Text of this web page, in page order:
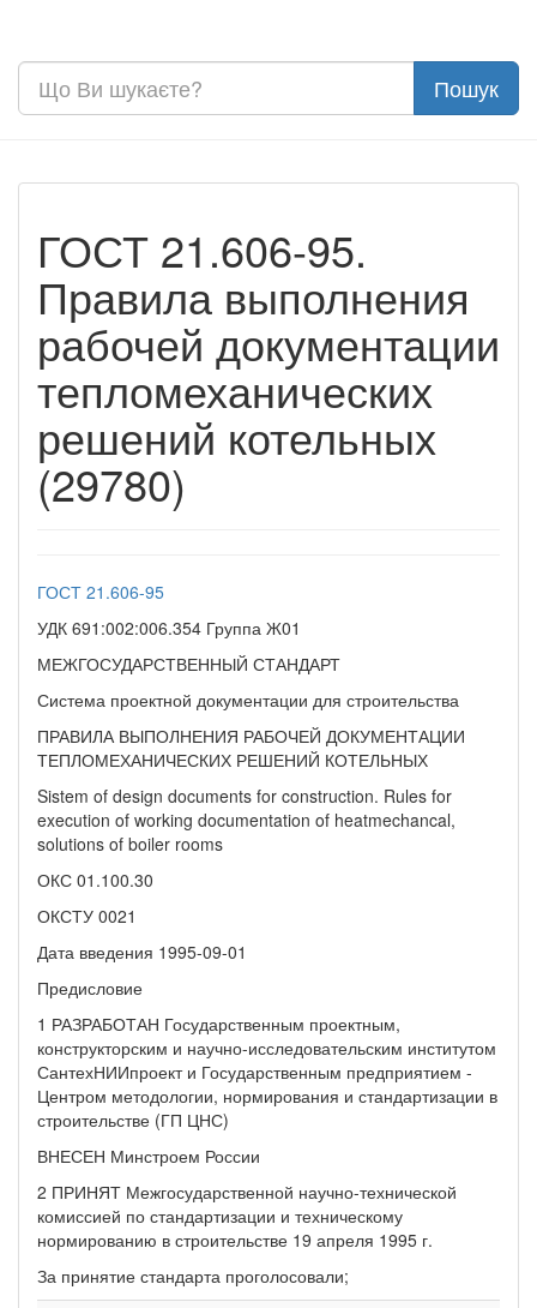
ГОСТ 21.606-95.
Правила выполнения
рабочей документации
тепломеханических
решений котельных
(29780)
ГОСТ 21.606-95
УДК 691:002:006.354 Группа Ж01
МЕЖГОСУДАРСТВЕННЫЙ СТАНДАРТ
Система проектной документации для строительства
ПРАВИЛА ВЫПОЛНЕНИЯ РАБОЧЕЙ ДОКУМЕНТАЦИИ
ТЕПЛОМЕХАНИЧЕСКИХ РЕШЕНИЙ КОТЕЛЬНЫХ
Sistem of design documents for construction. Rules for
execution of working documentation of heatmechancal,
solutions of boiler rooms
ОКС 01.100.30
ОКСТУ 0021
Дата введения 1995-09-01
Предисловие
1 РАЗРАБОТАН Государственным проектным,
конструкторским и научно-исследовательским институтом
СантехНИИпроект и Государственным предприятием -
Центром методологии, нормирования и стандартизации в
строительстве (ГП ЦНС)
ВНЕСЕН Минстроем России
2 ПРИНЯТ Межгосударственной научно-технической
комиссией по стандартизации и техническому
нормированию в строительстве 19 апреля 1995 г.
За принятие стандарта проголосовали;